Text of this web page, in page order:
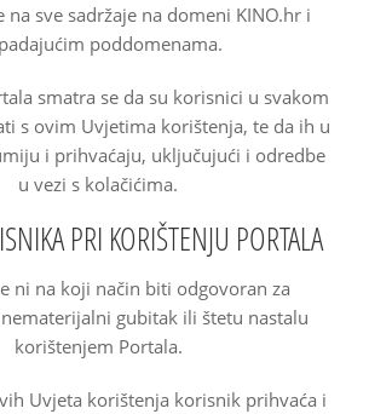
sve sadržaje na domeni KINO.hr i
poddomenama.
smatra se da su korisnici u svakom
s ovim Uvjetima korištenja, te da ih u
i prihvaćaju, uključujući i odredbe
u vezi s kolačićima.
PRI KORIŠTENJU PORTALA
ni na koji način biti odgovoran za
gubitak ili štetu nastalu
korištenjem Portala.
Uvjeta korištenja korisnik prihvaća i